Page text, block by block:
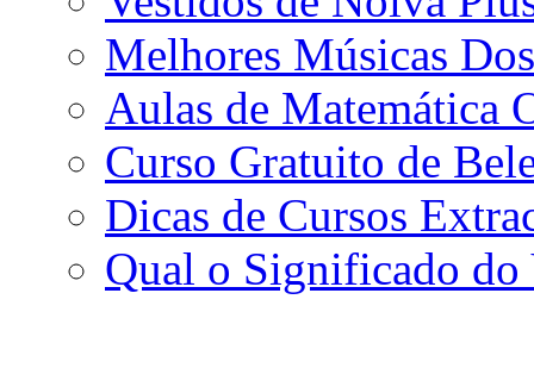
Melhores Músicas
Aulas de Matemática
Curso Gratuito de
Dicas de Cursos
Qual o Significado do